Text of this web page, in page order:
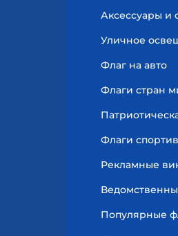
Аксессуары и
Уличное
Флаг на авто
Флаги стран
Флаги
Рекламные
Популярные